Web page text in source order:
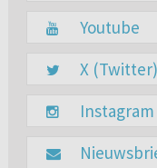
Youtube
X (Twitter)
Instagram